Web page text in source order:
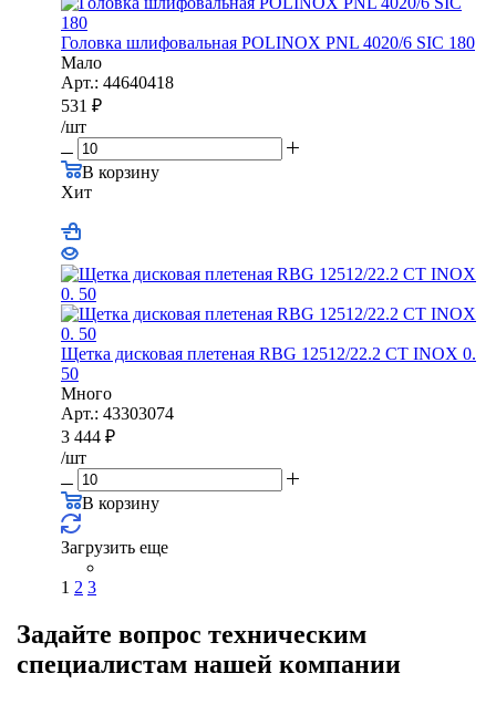
Головка шлифовальная POLINOX PNL 4020/6 SIC 180
Мало
Арт.: 44640418
531 ₽
/шт
В корзину
Хит
Щетка дисковая плетеная RBG 12512/22.2 CТ INOX 0.
50
Много
Арт.: 43303074
3 444 ₽
/шт
В корзину
Загрузить еще
1 2 3
Задайте вопрос техническим
специалистам нашей компании